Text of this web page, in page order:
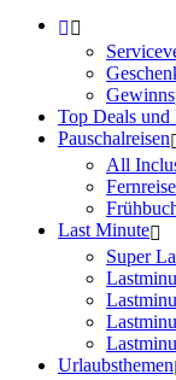
Top Deals und
Pauschalreisen
All
Last Minute
Super
Urlaubsthemen